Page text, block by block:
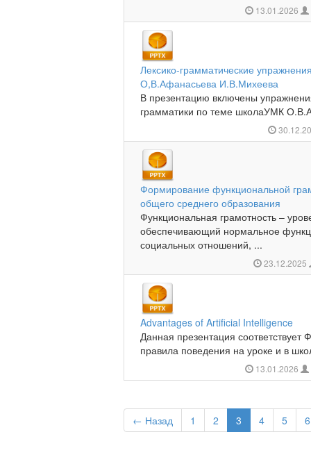
13.01.2026
Лексико-грамматические
О,В.Афанасьева И.В.Михеева
В презентацию включены
грамматики по теме школаУМК
Формирование функциональной
общего среднего образования
Функциональная грамотность –
обеспечивающий нормальное
социальных отношений, ...
23.12.2025
Advantages of Artificial Intelligence
Данная презентация
правила поведения на уроке и в
13.01.2026
← Назад 1 2 3 4 5 6